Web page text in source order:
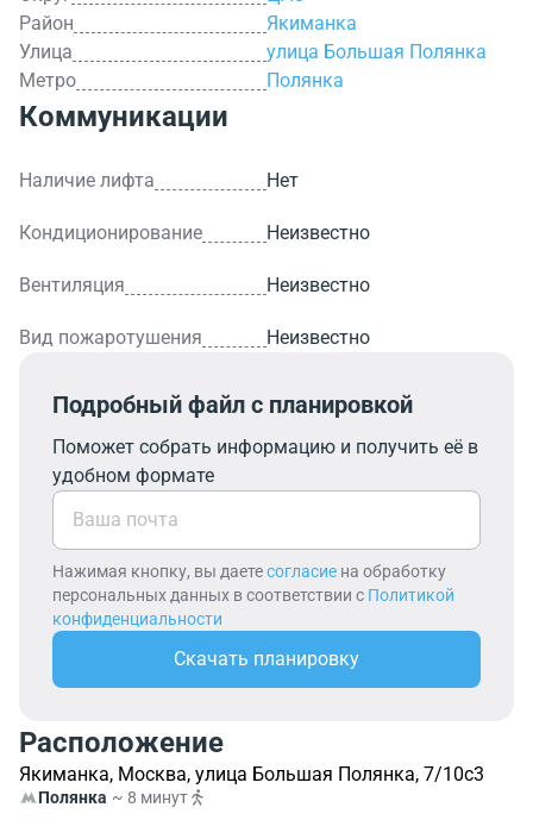
Район
Якиманка
Улица
улица Большая Полянка
Метро
Полянка
Коммуникации
Наличие лифта Нет
Кондиционирование Неизвестно
Вентиляция Неизвестно
Вид пожаротушения Неизвестно
Подробный файл с планировкой
Поможет собрать информацию и получить её в
удобном формате
Нажимая кнопку, вы даетесогласие на обработку
персональных данных в соответствии с Политикой
конфиденциальности
Скачать планировку
Расположение
Якиманка, Москва, улица Большая Полянка, 7/10с3
Полянка ~ 8 минут